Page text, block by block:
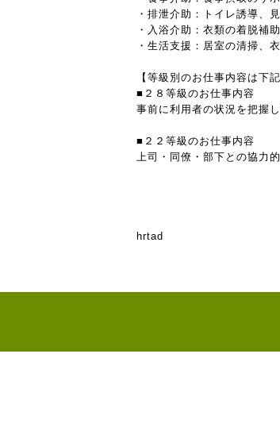
・排泄介助：トイレ誘導、
・入浴介助：衣類の着脱補
・生活支援：居室の清掃、
【等級別のお仕事内容は下
■２８等級のお仕事内容
事前に利用者の状況を把握
■２２等級のお仕事内容
上司・同僚・部下との協力
hrtad